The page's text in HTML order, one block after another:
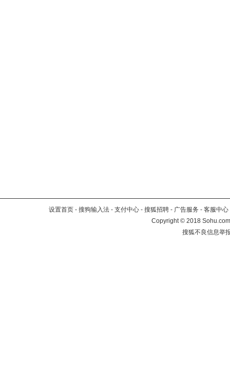
设置首页 - 搜狗输入法 - 支付中心 - 搜狐招聘 - 广告服务 - 客服中心
Copyright©2018
搜狐不良信息举